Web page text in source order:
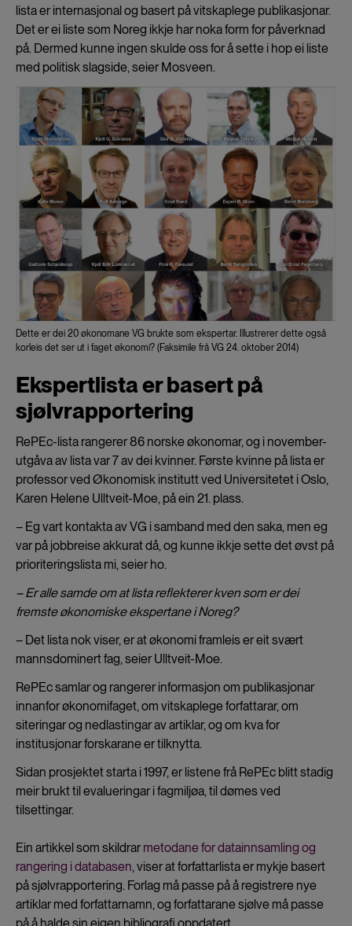
lista er internasjonal og basert på vitskaplege publikasjonar.
Det er ei liste som Noreg ikkje har noka form for påverknad
på. Dermed kunne ingen skulde oss for å sette i hop ei liste
med politisk slagside, seier Mosveen.
Dette er dei 20 økonomane VG brukte som ekspertar. Illustrerer dette også
korleis det ser ut i faget økonomi? (Faksimile frå VG 24. oktober 2014)
Ekspertlista er basert på
sjølvrapportering
RePEc-lista rangerer 86 norske økonomar, og i november-
utgåva av lista var 7 av dei kvinner. Første kvinne på lista er
professor ved Økonomisk institutt ved Universitetet i Oslo,
Karen Helene Ulltveit-Moe, på ein 21. plass.
– Eg vart kontakta av VG i samband med den saka, men eg
var på jobbreise akkurat då, og kunne ikkje sette det øvst på
prioriteringslista mi, seier ho.
– Er alle samde om at lista reflekterer kven som er dei
fremste økonomiske ekspertane i Noreg?
– Det lista nok viser, er at økonomi framleis er eit svært
mannsdominert fag, seier Ulltveit-Moe.
RePEc samlar og rangerer informasjon om publikasjonar
innanfor økonomifaget, om vitskaplege forfattarar, om
siteringar og nedlastingar av artiklar, og om kva for
institusjonar forskarane er tilknytta.
Sidan prosjektet starta i 1997, er listene frå RePEc blitt stadig
meir brukt til evalueringar i fagmiljøa, til dømes ved
tilsettingar.
Ein artikkel som skildrarmetodane for datainnsamling og
rangering i databasen, viser at forfattarlista er mykje basert
på sjølvrapportering. Forlag må passe på å registrere nye
artiklar med forfattarnamn, og forfattarane sjølve må passe